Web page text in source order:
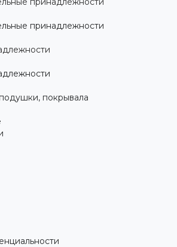
принадлежности
покрывала